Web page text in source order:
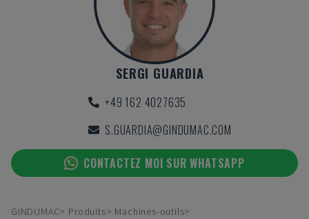
SERGI GUARDIA
+49 162 4027635
S.GUARDIA@GINDUMAC.COM
CONTACTEZ MOI SUR WHATSAPP
GINDUMAC Produits
Machines-outils